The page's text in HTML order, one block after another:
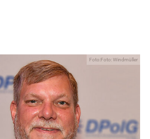
Foto:Foto: Windmüller